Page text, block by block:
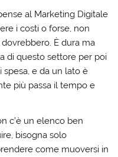
al Marketing Digitale
i costi o forse, non
È dura ma
di questo settore per poi
e da un lato è
più passa il tempo e
c’è un elenco ben
bisogna solo
come muoversi in